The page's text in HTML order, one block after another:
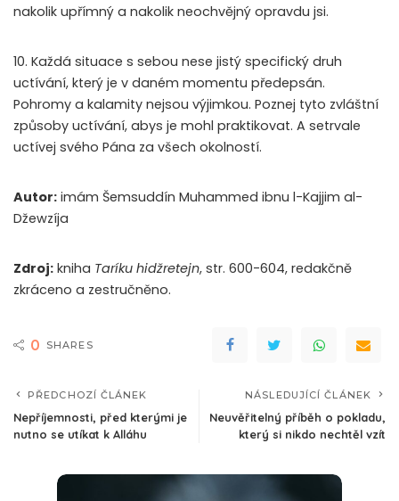
nakolik upřímný a nakolik neochvějný opravdu jsi.
10. Každá situace s sebou nese jistý specifický druh
uctívání, který je v daném momentu předepsán.
Pohromy a kalamity nejsou výjimkou. Poznej tyto zvláštní
způsoby uctívání, abys je mohl praktikovat. A setrvale
uctívej svého Pána za všech okolností.
Autor: imám Šemsuddín Muhammed ibnu l-Kajjim al-
Džewzíja
Zdroj: kniha Taríku hidžretejn, str. 600-604, redakčně
zkráceno a zestručněno.
0 SHARES
PŘEDCHOZÍ ČLÁNEK
Nepříjemnosti, před kterými je
nutno se utíkat k Alláhu
NÁSLEDUJÍCÍ ČLÁNEK
Neuvěřitelný příběh o pokladu,
který si nikdo nechtěl vzít